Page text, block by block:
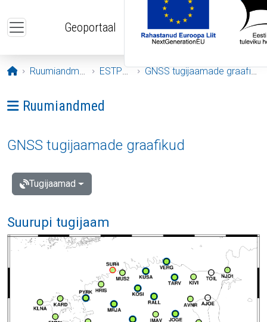
Geoportaal
Avaleht
Ruumiandmed ESTPOS GNSS tugijaamade graafikud
Ava menüü: Ruumiandmed
Ruumiandmed
GNSS tugijaamade graafikud
Tugijaamad
Suurupi tugijaam